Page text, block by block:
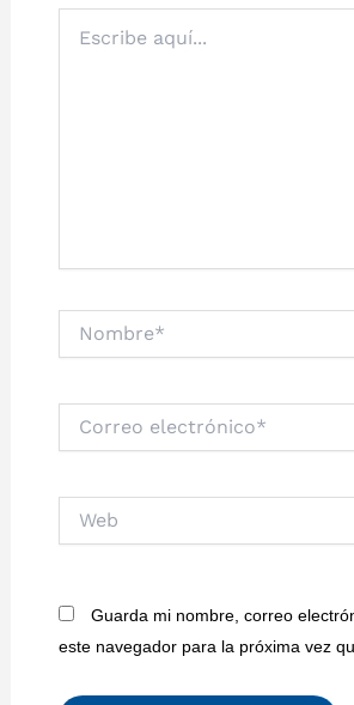
aquí...
electrónico*
Guarda mi nombre, correo
este navegador para la próxima vez